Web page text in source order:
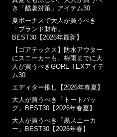
き「酷暑対策」アイテム30
夏ボーナスで大人が買うべき
「ブランド財布」
BEST30【2026年最新】
【ゴアテックス】防水アウター
にスニーカーも。梅雨までに大
人が買うべきGORE-TEXアイテ
ム30
エディター推し【2026年春夏】
大人が買うべき「トートバッ
グ」BEST30【2026年春夏】
大人が買うべき「黒スニーカ
ー」BEST30【2026年春】